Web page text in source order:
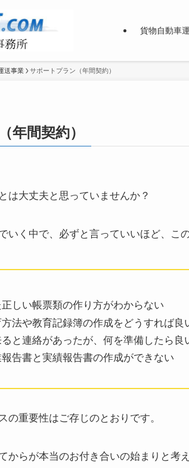
貨物自動車
送事業 サポートプラン（年間契約）
年間契約）
は大丈夫と思っていませんか？
いく中で、必ずと言っていいほど、こ
しい帳票類の作り方がわからない
法や教育記録簿の作成をどうすれば良
と連絡があったが、何を準備したら良
告書と実績報告書の作成ができない
の重要性はご存じのとおりです。
からが本当のお付き合いの始まりと考